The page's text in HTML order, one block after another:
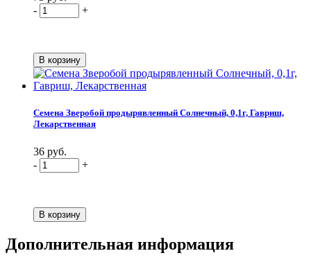
-
+
Семена Зверобой продырявленный Солнечный, 0,1г, Гавриш,
Лекарственная
36 руб.
-
+
Дополнительная информация